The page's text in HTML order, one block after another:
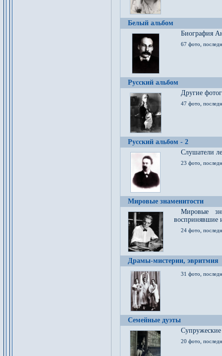
Белый альбом
Биография
67 фото,
Русский альбом
Другие
47 фото,
Русский альбом - 2
Cлушатели
23 фото,
Мировые знаменитости
Мировые
воспринявшие
24 фото,
Драмы-мистерии, эвритмия
31 фото,
Семейные дуэты
20 фото,